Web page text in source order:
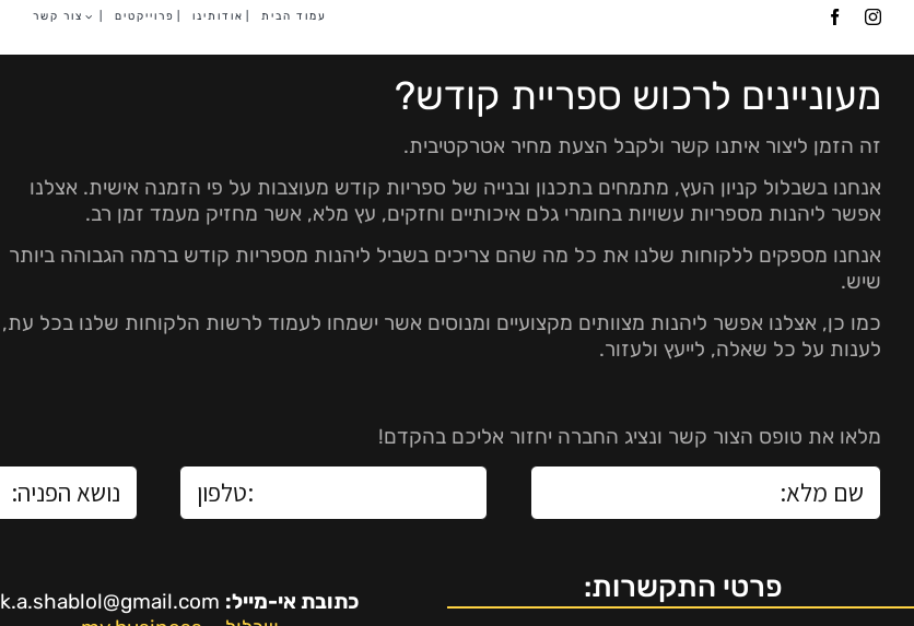
Skip
עמוד הבית אודותינו פרוייקטים צור קשר
מעוניינים לרכוש ספריית קודש?
זה הזמן ליצור איתנו קשר ולקבל הצעת מחיר אטרקטיבית.
אנחנו בשבלול קניון העץ, מתמחים בתכנון ובנייה של ספריות קודש מעוצבות על פי הזמנה אישית. אצלנו
אפשר ליהנות מספריות עשויות בחומרי גלם איכותיים וחזקים, עץ מלא, אשר מחזיק מעמד זמן רב.
אנחנו מספקים ללקוחות שלנו את כל מה שהם צריכים בשביל ליהנות מספריות קודש ברמה הגבוהה ביותר
שיש.
כמו כן, אצלנו אפשר ליהנות מצוותים מקצועיים ומנוסים אשר ישמחו לעמוד לרשות הלקוחות שלנו בכל עת,
לענות על כל שאלה, לייעץ ולעזור.
מלאו את טופס הצור קשר ונציג החברה יחזור אליכם בהקדם!
פרטי התקשרות: כתובת אי-מייל: k.a.shablol@gmail.com